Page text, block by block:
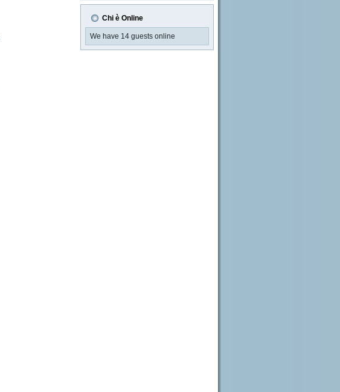
Chi è Online
We have 14 guests online